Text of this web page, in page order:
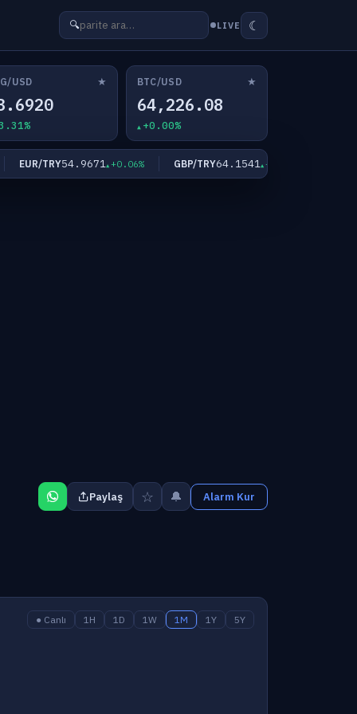
🔍 LIVE ☾
USD ★ BTC/USD ★
64,226.08
+0.00%
EUR/TRY54.9671 +0.06% GBP/TRY64.1541 +0.01%
Paylaş ☆ 🔔 Alarm Kur
● Canlı 1H 1D 1W 1M 1Y 5Y